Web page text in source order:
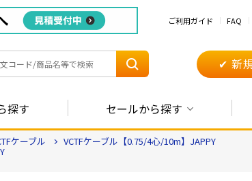
ご利用ガイド FAQ
✔ 新
探す セールから探す
ケーブル VCTFケーブル【0.75/4心/10m】JAPPY